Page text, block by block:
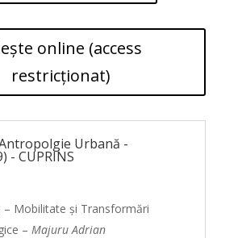
online (access
restricționat)
Urbană -
- CUPRINS
– Mobilitate și Transformări
– Majuru Adrian